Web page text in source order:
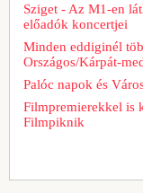
Sziget - Az M1-en
előadók koncertjei
Minden eddiginél
Országos/Kárpát-
Palóc napok és
Filmpremierekkel is
Filmpiknik